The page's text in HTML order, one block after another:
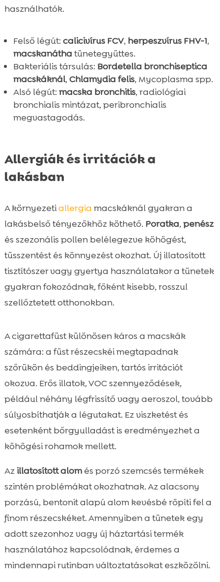
használhatók.
Felső légút: calicivírus FCV, herpeszvírus FHV-1,
macskanátha tünetegyüttes.
Bakteriális társulás: Bordetella bronchiseptica
macskáknál, Chlamydia felis, Mycoplasma spp.
Alsó légút: macska bronchitis, radiológiai
bronchialis mintázat, peribronchialis
megvastagodás.
Allergiák és irritációk a
lakásban
A környezetiallergia macskáknál gyakran a
lakásbelső tényezőkhöz köthető. Poratka, penész
és szezonális pollen belélegezve köhögést,
tüsszentést és könnyezést okozhat. Új illatosított
tisztítószer vagy gyertya használatakor a tünetek
gyakran fokozódnak, főként kisebb, rosszul
szellőztetett otthonokban.
A cigarettafüst különösen káros a macskák
számára: a füst részecskéi megtapadnak
szőrükön és beddingjeiken, tartós irritációt
okozva. Erős illatok, VOC szennyeződések,
például néhány légfrissítő vagy aeroszol, tovább
súlyosbíthatják a légutakat. Ez viszketést és
esetenként bőrgyulladást is eredményezhet a
köhögési rohamok mellett.
Az illatosított alomés porzó szemcsés termékek
szintén problémákat okozhatnak. Az alacsony
porzású, bentonit alapú alom kevésbé röpíti fel a
finom részecskéket. Amennyiben a tünetek egy
adott szezonhoz vagy új háztartási termék
használatához kapcsolódnak, érdemes a
mindennapi rutinban változtatásokat eszközölni.